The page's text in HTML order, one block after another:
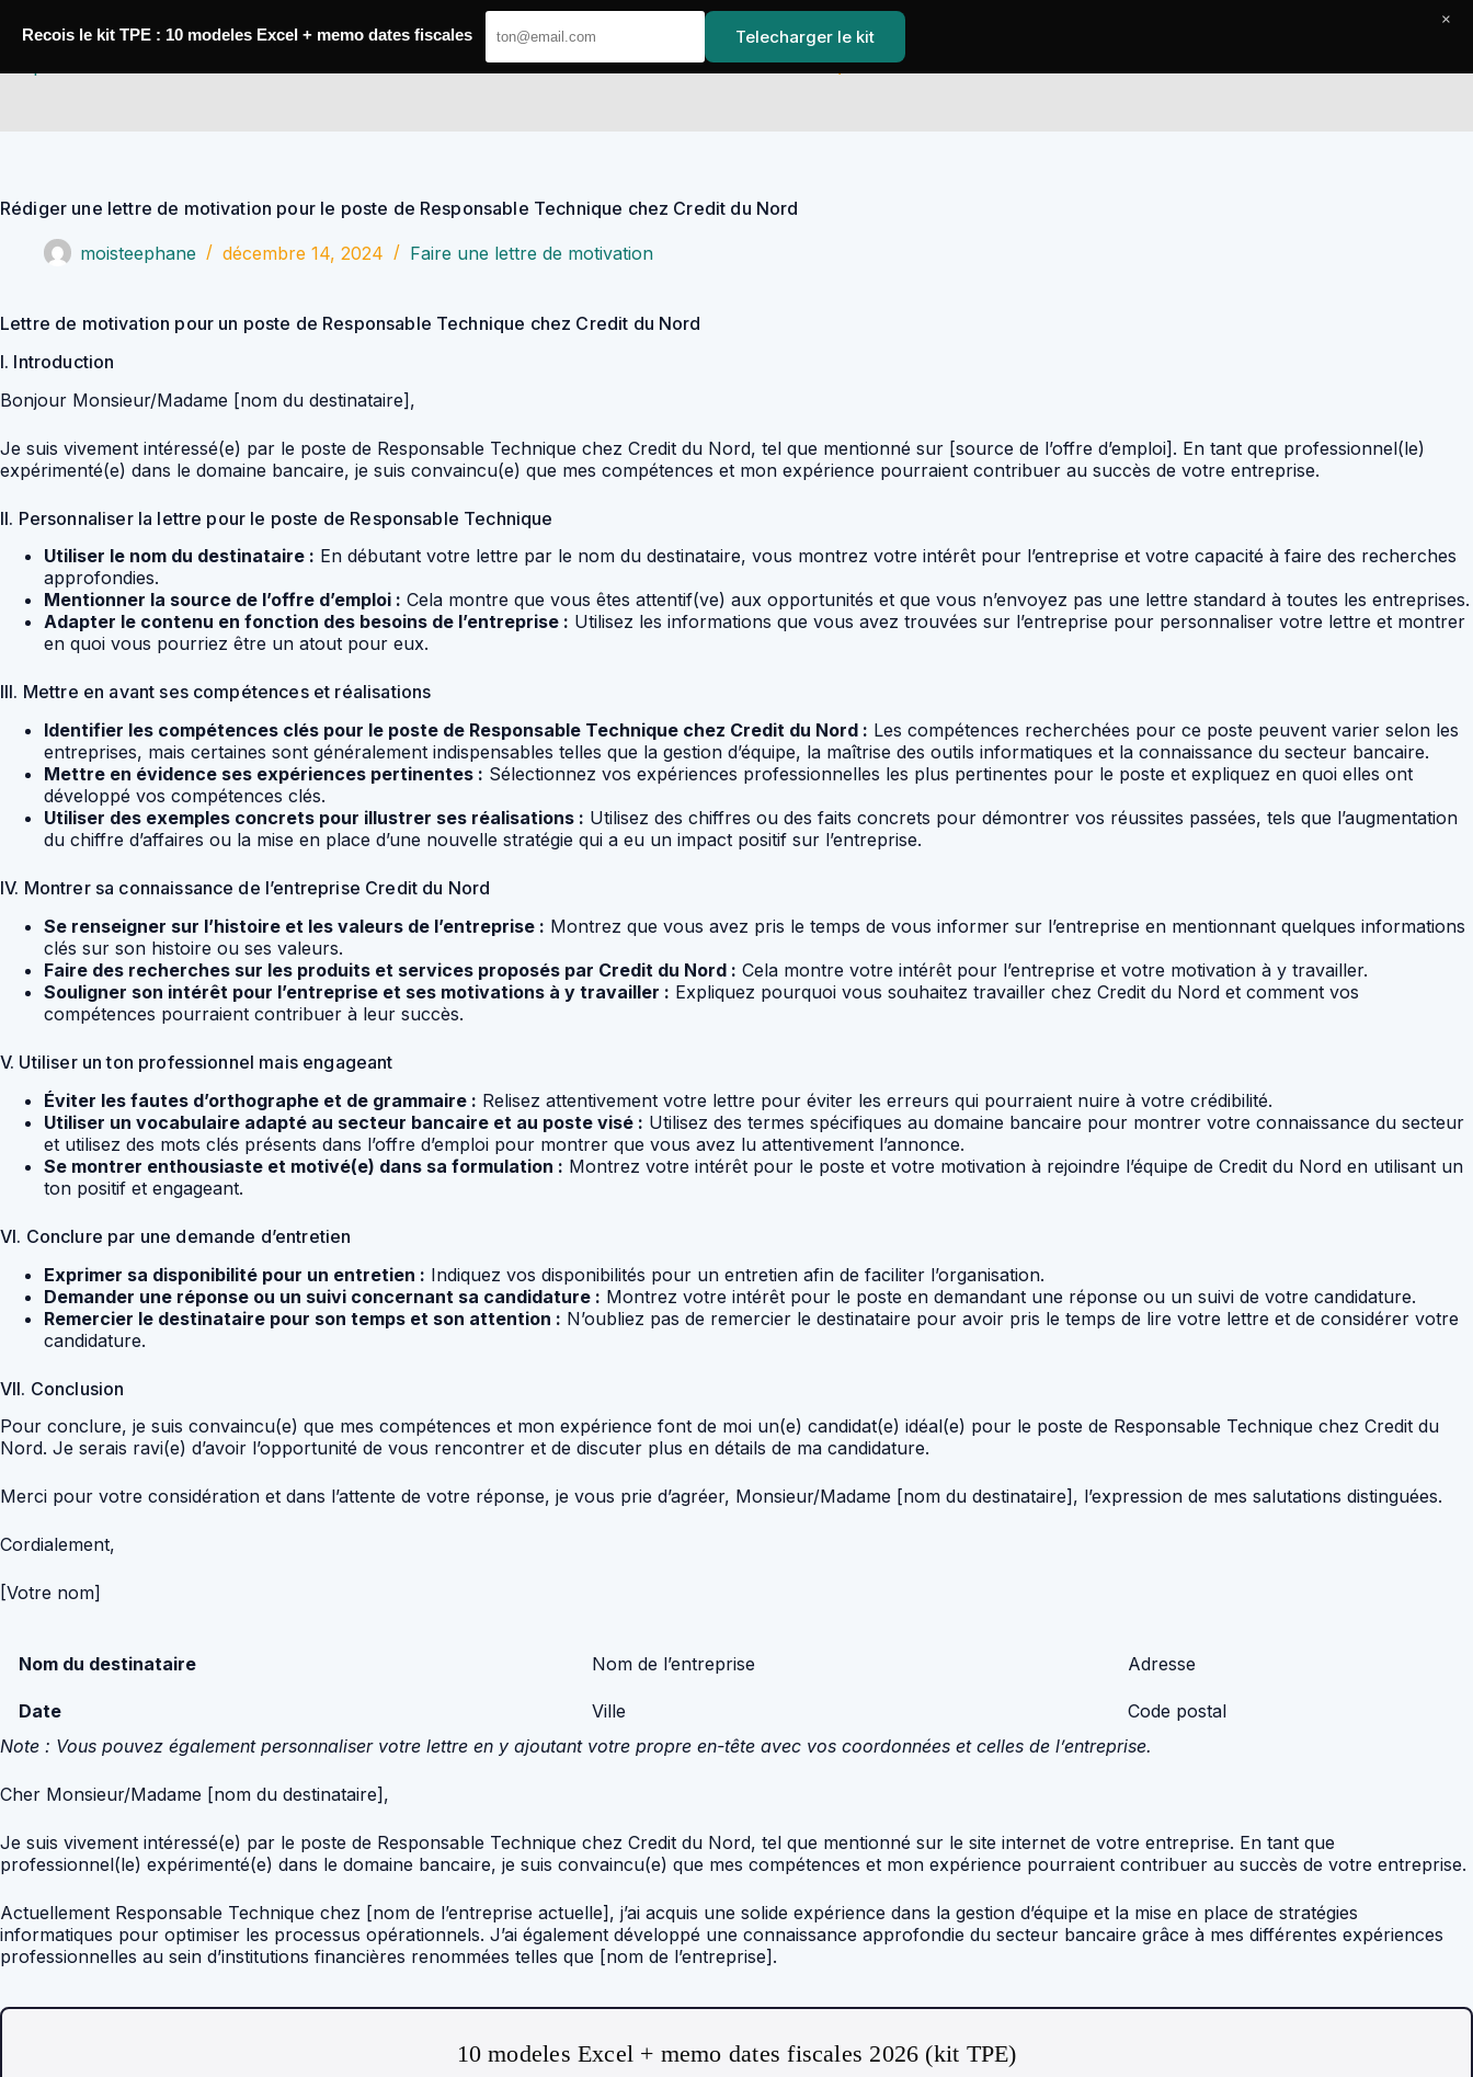
Rédiger une lettre de motivation pour le poste de Responsable Technique chez Credit du Nord
moisteephane décembre 14, 2024 Faire une lettre de motivation
Lettre de motivation pour un poste de Responsable Technique chez Credit du Nord
I. Introduction
Bonjour Monsieur/Madame [nom du destinataire],
Je suis vivement intéressé(e) par le poste de Responsable Technique chez Credit du Nord, tel que mentionné sur [source de l’offre d’emploi]. En tant que professionnel(le)
expérimenté(e) dans le domaine bancaire, je suis convaincu(e) que mes compétences et mon expérience pourraient contribuer au succès de votre entreprise.
II. Personnaliser la lettre pour le poste de Responsable Technique
Utiliser le nom du destinataire : En débutant votre lettre par le nom du destinataire, vous montrez votre intérêt pour l’entreprise et votre capacité à faire des recherches
approfondies.
Mentionner la source de l’offre d’emploi : Cela montre que vous êtes attentif(ve) aux opportunités et que vous n’envoyez pas une lettre standard à toutes les entreprises.
Adapter le contenu en fonction des besoins de l’entreprise : Utilisez les informations que vous avez trouvées sur l’entreprise pour personnaliser votre lettre et montrer
en quoi vous pourriez être un atout pour eux.
III. Mettre en avant ses compétences et réalisations
Identifier les compétences clés pour le poste de Responsable Technique chez Credit du Nord : Les compétences recherchées pour ce poste peuvent varier selon les
entreprises, mais certaines sont généralement indispensables telles que la gestion d’équipe, la maîtrise des outils informatiques et la connaissance du secteur bancaire.
Mettre en évidence ses expériences pertinentes : Sélectionnez vos expériences professionnelles les plus pertinentes pour le poste et expliquez en quoi elles ont
développé vos compétences clés.
Utiliser des exemples concrets pour illustrer ses réalisations : Utilisez des chiffres ou des faits concrets pour démontrer vos réussites passées, tels que l’augmentation
du chiffre d’affaires ou la mise en place d’une nouvelle stratégie qui a eu un impact positif sur l’entreprise.
IV. Montrer sa connaissance de l’entreprise Credit du Nord
Se renseigner sur l’histoire et les valeurs de l’entreprise : Montrez que vous avez pris le temps de vous informer sur l’entreprise en mentionnant quelques informations
clés sur son histoire ou ses valeurs.
Faire des recherches sur les produits et services proposés par Credit du Nord : Cela montre votre intérêt pour l’entreprise et votre motivation à y travailler.
Souligner son intérêt pour l’entreprise et ses motivations à y travailler : Expliquez pourquoi vous souhaitez travailler chez Credit du Nord et comment vos
compétences pourraient contribuer à leur succès.
V. Utiliser un ton professionnel mais engageant
Éviter les fautes d’orthographe et de grammaire : Relisez attentivement votre lettre pour éviter les erreurs qui pourraient nuire à votre crédibilité.
Utiliser un vocabulaire adapté au secteur bancaire et au poste visé : Utilisez des termes spécifiques au domaine bancaire pour montrer votre connaissance du secteur
et utilisez des mots clés présents dans l’offre d’emploi pour montrer que vous avez lu attentivement l’annonce.
Se montrer enthousiaste et motivé(e) dans sa formulation : Montrez votre intérêt pour le poste et votre motivation à rejoindre l’équipe de Credit du Nord en utilisant un
ton positif et engageant.
VI. Conclure par une demande d’entretien
Exprimer sa disponibilité pour un entretien : Indiquez vos disponibilités pour un entretien afin de faciliter l’organisation.
Demander une réponse ou un suivi concernant sa candidature : Montrez votre intérêt pour le poste en demandant une réponse ou un suivi de votre candidature.
Remercier le destinataire pour son temps et son attention : N’oubliez pas de remercier le destinataire pour avoir pris le temps de lire votre lettre et de considérer votre
candidature.
VII. Conclusion
Pour conclure, je suis convaincu(e) que mes compétences et mon expérience font de moi un(e) candidat(e) idéal(e) pour le poste de Responsable Technique chez Credit du
Nord. Je serais ravi(e) d’avoir l’opportunité de vous rencontrer et de discuter plus en détails de ma candidature.
Merci pour votre considération et dans l’attente de votre réponse, je vous prie d’agréer, Monsieur/Madame [nom du destinataire], l’expression de mes salutations distinguées.
Cordialement,
[Votre nom]
Nom du destinataire Nom de l’entreprise Adresse
Date Ville
Code postal
Note : Vous pouvez également personnaliser votre lettre en y ajoutant votre propre en-tête avec vos coordonnées et celles de l’entreprise.
Cher Monsieur/Madame [nom du destinataire],
Je suis vivement intéressé(e) par le poste de Responsable Technique chez Credit du Nord, tel que mentionné sur le site internet de votre entreprise. En tant que
professionnel(le) expérimenté(e) dans le domaine bancaire, je suis convaincu(e) que mes compétences et mon expérience pourraient contribuer au succès de votre entreprise.
Actuellement Responsable Technique chez [nom de l’entreprise actuelle], j’ai acquis une solide expérience dans la gestion d’équipe et la mise en place de stratégies
informatiques pour optimiser les processus opérationnels. J’ai également développé une connaissance approfondie du secteur bancaire grâce à mes différentes expériences
professionnelles au sein d’institutions financières renommées telles que [nom de l’entreprise].
10 modeles Excel + memo dates fiscales 2026 (kit TPE)
Recois le kit TPE : 10 modeles Excel + memo dates fiscales Telecharger le kit
×